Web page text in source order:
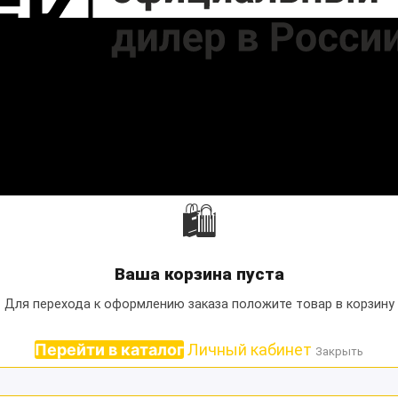
🛍
Ваша корзина пуста
Для перехода к оформлению заказа положите товар в корзину
Перейти в каталогЛичный кабинет Закрыть